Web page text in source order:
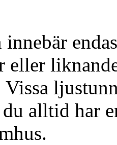
eller
Vissa
alltid har